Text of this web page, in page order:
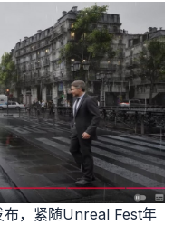
布，紧随Unreal Fest年